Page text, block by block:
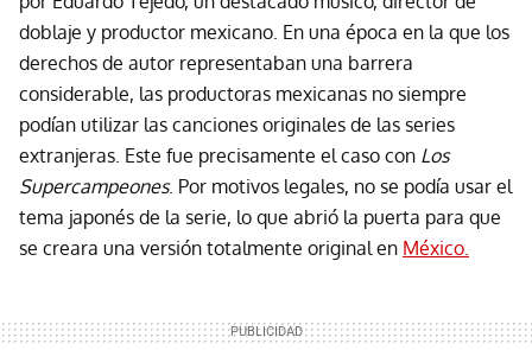
doblaje y productor mexicano. En una época en la que los
derechos de autor representaban una barrera
considerable, las productoras mexicanas no siempre
podían utilizar las canciones originales de las series
extranjeras. Este fue precisamente el caso con Los
Supercampeones. Por motivos legales, no se podía usar el
tema japonés de la serie, lo que abrió la puerta para que
se creara una versión totalmente original en México.